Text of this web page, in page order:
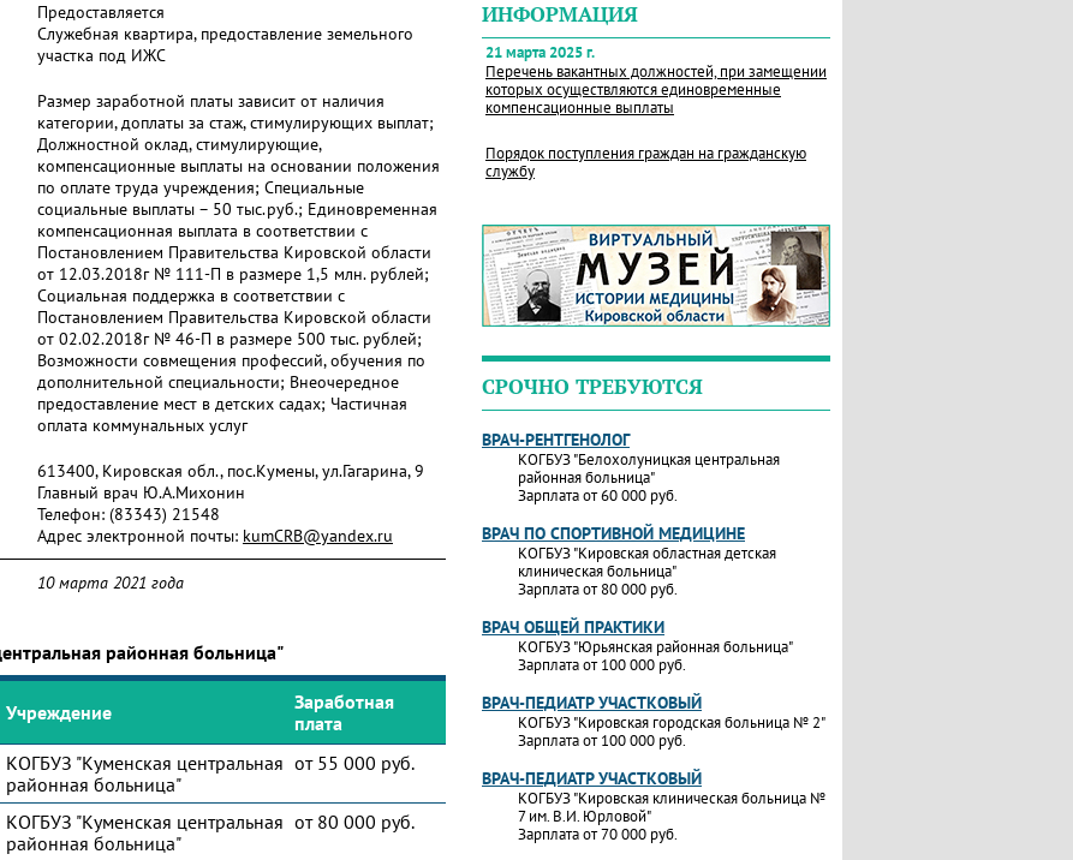
Предоставляется
Служебная квартира, предоставление земельного
участка под ИЖС
Размер заработной платы зависит от наличия
категории, доплаты за стаж, стимулирующих выплат;
Должностной оклад, стимулирующие,
компенсационные выплаты на основании положения
по оплате труда учреждения; Специальные
социальные выплаты – 50 тыс.руб.; Единовременная
компенсационная выплата в соответствии с
Постановлением Правительства Кировской области
от 12.03.2018г № 111-П в размере 1,5 млн. рублей;
Социальная поддержка в соответствии с
Постановлением Правительства Кировской области
от 02.02.2018г № 46-П в размере 500 тыс. рублей;
Возможности совмещения профессий, обучения по
дополнительной специальности; Внеочередное
предоставление мест в детских садах; Частичная
оплата коммунальных услуг
613400, Кировская обл., пос.Кумены, ул.Гагарина, 9
Главный врач Ю.А.Михонин
Телефон: (83343) 21548
Адрес электронной почты: kumCRB@yandex.ru
10 марта 2021 года
районная больница"
Учреждение
Заработная
плата
КОГБУЗ "Куменская центральная
районная больница"
от 55 000 руб.
КОГБУЗ "Куменская центральная
районная больница"
от 80 000 руб.
ИНФОРМАЦИЯ
21 марта 2025 г.
Перечень вакантных должностей, при замещении
которых осуществляются единовременные
компенсационные выплаты
Порядок поступления граждан на гражданскую
службу
СРОЧНО ТРЕБУЮТСЯ
ВРАЧ-РЕНТГЕНОЛОГ
КОГБУЗ "Белохолуницкая центральная
районная больница"
Зарплата от 60 000 руб.
ВРАЧ ПО СПОРТИВНОЙ МЕДИЦИНЕ
КОГБУЗ "Кировская областная детская
клиническая больница"
Зарплата от 80 000 руб.
ВРАЧ ОБЩЕЙ ПРАКТИКИ
КОГБУЗ "Юрьянская районная больница"
Зарплата от 100 000 руб.
ВРАЧ-ПЕДИАТР УЧАСТКОВЫЙ
КОГБУЗ "Кировская городская больница № 2"
Зарплата от 100 000 руб.
ВРАЧ-ПЕДИАТР УЧАСТКОВЫЙ
КОГБУЗ "Кировская клиническая больница №
7 им. В.И. Юрловой"
Зарплата от 70 000 руб.